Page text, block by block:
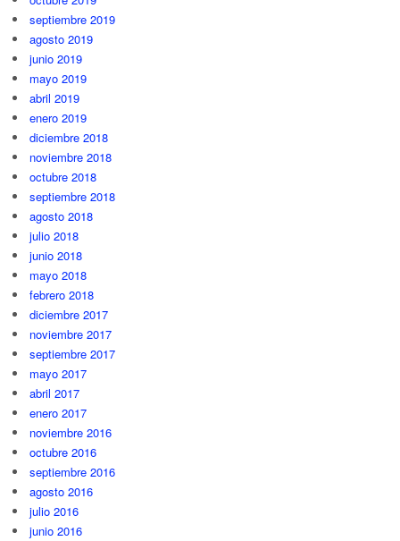
septiembre 2019
agosto 2019
junio 2019
mayo 2019
abril 2019
enero 2019
diciembre 2018
noviembre 2018
octubre 2018
septiembre 2018
agosto 2018
julio 2018
junio 2018
mayo 2018
febrero 2018
diciembre 2017
noviembre 2017
septiembre 2017
mayo 2017
abril 2017
enero 2017
noviembre 2016
octubre 2016
septiembre 2016
agosto 2016
julio 2016
junio 2016